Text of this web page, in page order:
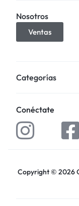
Nosotros
Ventas
Categorías
Conéctate
Copyright © 2026